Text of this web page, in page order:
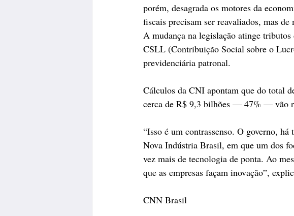
porém, desagrada os motores da
fiscais precisam ser reavaliados, mas
A mudança na legislação atinge
CSLL (Contribuição Social sobre o
previdenciária patronal.
Cálculos da CNI apontam que do total
cerca de R$ 9,3 bilhões — 47% — vão
“Isso é um contrassenso. O governo,
Nova Indústria Brasil, em que um dos
vez mais de tecnologia de ponta. Ao
que as empresas façam inovação”,
CNN Brasil